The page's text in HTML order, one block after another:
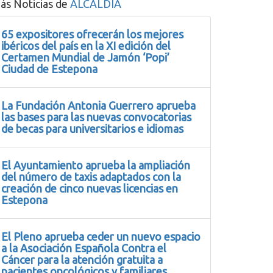
Noticias de ALCALDIA
65 expositores ofrecerán los mejores
ibéricos del país en la XI edición del
Certamen Mundial de Jamón ‘Popi’
Ciudad de Estepona
La Fundación Antonia Guerrero aprueba
las bases para las nuevas convocatorias
de becas para universitarios e idiomas
El Ayuntamiento aprueba la ampliación
del número de taxis adaptados con la
creación de cinco nuevas licencias en
Estepona
El Pleno aprueba ceder un nuevo espacio
a la Asociación Española Contra el
Cáncer para la atención gratuita a